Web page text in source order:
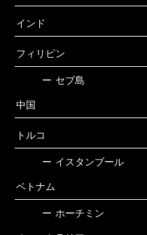
インド
フィリピン
ー セブ島
中国
トルコ
ー イスタンブール
ベトナム
ー ホーチミン